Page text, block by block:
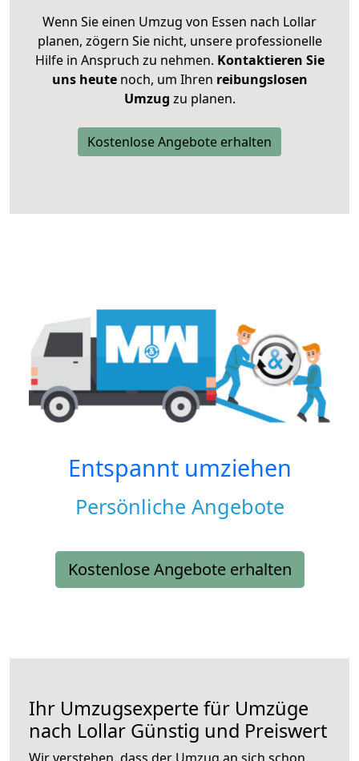
Wenn Sie einen Umzug von Essen nach Lollar
planen, zögern Sie nicht, unsere professionelle
Hilfe in Anspruch zu nehmen. Kontaktieren Sie
uns heutenoch, um Ihren reibungslosen
Umzug zu planen.
Kostenlose Angebote erhalten
Entspannt umziehen
Persönliche Angebote
Kostenlose Angebote erhalten
Ihr Umzugsexperte für Umzüge
nach Lollar Günstig und Preiswert